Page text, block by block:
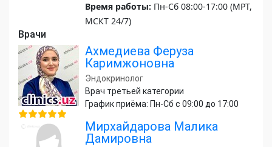
Время работы: Пн-Сб 08:00-17:00 (МРТ,
МСКТ 24/7)
Врачи
Ахмедиева Феруза
Каримжоновна
Эндокринолог
Врач третьей категории
График приёма: Пн-Сб с 09:00 до 17:00
Мирхайдарова Малика
Дамировна